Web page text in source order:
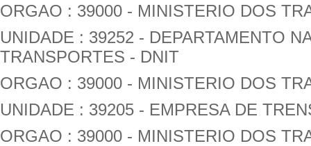
ORGAO : 39000 - MINISTERIO DOS
UNIDADE : 39252 - DEPARTAMENTO
TRANSPORTES - DNIT
ORGAO : 39000 - MINISTERIO DOS
UNIDADE : 39205 - EMPRESA DE
ORGAO : 39000 - MINISTERIO DOS